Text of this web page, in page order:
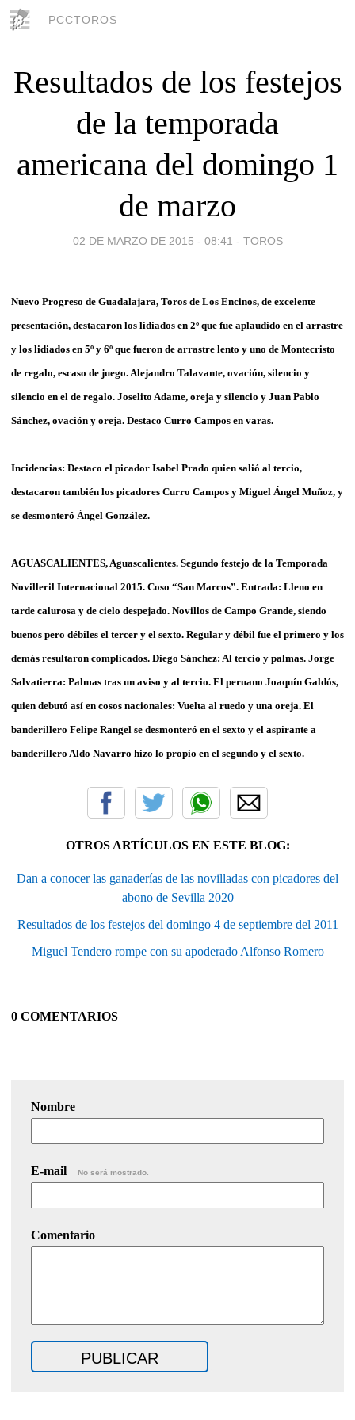
PCCTOROS
Resultados de los festejos
de la temporada
americana del domingo 1
de marzo
02 DE MARZO DE 2015 - 08:41 - TOROS
Nuevo Progreso de Guadalajara, Toros de Los Encinos, de excelente
presentación, destacaron los lidiados en 2º que fue aplaudido en el arrastre
y los lidiados en 5º y 6º que fueron de arrastre lento y uno de Montecristo
de regalo, escaso de juego. Alejandro Talavante, ovación, silencio y
silencio en el de regalo. Joselito Adame, oreja y silencio y Juan Pablo
Sánchez, ovación y oreja. Destaco Curro Campos en varas.
Incidencias: Destaco el picador Isabel Prado quien salió al tercio,
destacaron también los picadores Curro Campos y Miguel Ángel Muñoz, y
se desmonteró Ángel González.
AGUASCALIENTES, Aguascalientes. Segundo festejo de la Temporada
Novilleril Internacional 2015. Coso “San Marcos”. Entrada: Lleno en
tarde calurosa y de cielo despejado. Novillos de Campo Grande, siendo
buenos pero débiles el tercer y el sexto. Regular y débil fue el primero y los
demás resultaron complicados. Diego Sánchez: Al tercio y palmas. Jorge
Salvatierra: Palmas tras un aviso y al tercio. El peruano Joaquín Galdós,
quien debutó así en cosos nacionales: Vuelta al ruedo y una oreja. El
banderillero Felipe Rangel se desmonteró en el sexto y el aspirante a
banderillero Aldo Navarro hizo lo propio en el segundo y el sexto.
OTROS ARTÍCULOS EN ESTE BLOG:
Dan a conocer las ganaderías de las novilladas con picadores del
abono de Sevilla 2020
Resultados de los festejos del domingo 4 de septiembre del 2011
Miguel Tendero rompe con su apoderado Alfonso Romero
0 COMENTARIOS
Nombre
E-mail No será mostrado.
Comentario